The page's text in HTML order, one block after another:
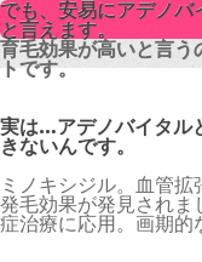
でも、安易にアデノ
と言えます。
育毛効果が高いと言
トです。
実は…アデノバイタル
きないんです。
ミノキシジル。血管
発毛効果が発見され
症治療に応用。画期的
でも、安易にアデノ
と言えます。
育毛効果が高いと言
トです。